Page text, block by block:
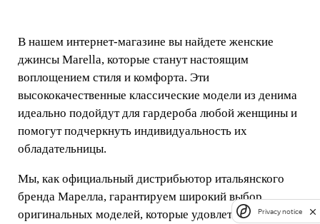
В нашем интернет-магазине вы найдете женские
джинсы Marella, которые станут настоящим
воплощением стиля и комфорта. Эти
высококачественные классические модели из денима
идеально подойдут для гардероба любой женщины и
помогут подчеркнуть индивидуальность их
обладательницы.
Мы, как официальный дистрибьютор итальянского
бренда Марелла, гарантируем широкий выбор
оригинальных моделей, которые удовлетворят даже
Privacy notice